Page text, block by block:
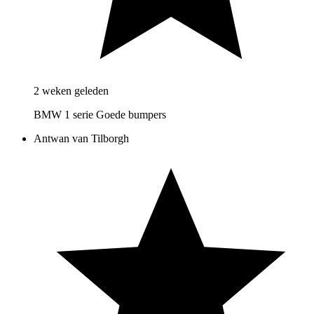
2 weken geleden
BMW 1 serie Goede bumpers
Antwan van Tilborgh